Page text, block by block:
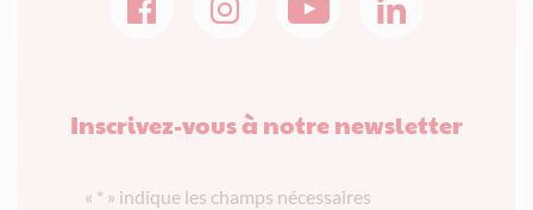
Inscrivez-vous à notre newsletter
« * » indique les champs nécessaires